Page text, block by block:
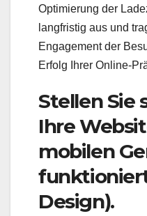
Optimierung der
langfristig aus und
Engagement der
Erfolg Ihrer Online-
Stellen Sie
Ihre
mobilen
Design).